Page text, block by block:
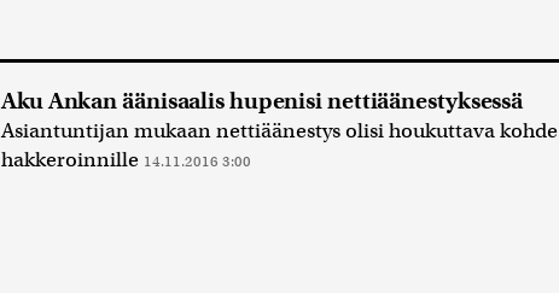
Aku Ankan äänisaalis hupenisi nettiäänestyksessä
Asiantuntijan mukaan nettiäänestys olisi houkuttava kohde
hakkeroinnille 14.11.2016 3:00